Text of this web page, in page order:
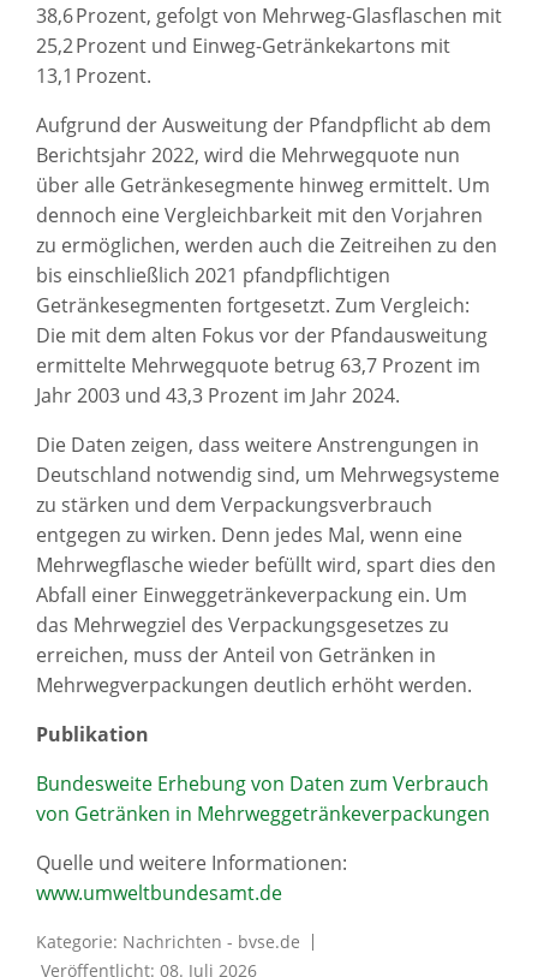
38,6 Prozent, gefolgt von Mehrweg-Glasflaschen mit
25,2 Prozent und Einweg-Getränkekartons mit
13,1 Prozent.
Aufgrund der Ausweitung der Pfandpflicht ab dem
Berichtsjahr 2022, wird die Mehrwegquote nun
über alle Getränkesegmente hinweg ermittelt. Um
dennoch eine Vergleichbarkeit mit den Vorjahren
zu ermöglichen, werden auch die Zeitreihen zu den
bis einschließlich 2021 pfandpflichtigen
Getränkesegmenten fortgesetzt. Zum Vergleich:
Die mit dem alten Fokus vor der Pfandausweitung
ermittelte Mehrwegquote betrug 63,7 Prozent im
Jahr 2003 und 43,3 Prozent im Jahr 2024.
Die Daten zeigen, dass weitere Anstrengungen in
Deutschland notwendig sind, um Mehrwegsysteme
zu stärken und dem Verpackungsverbrauch
entgegen zu wirken. Denn jedes Mal, wenn eine
Mehrwegflasche wieder befüllt wird, spart dies den
Abfall einer Einweggetränkeverpackung ein. Um
das Mehrwegziel des Verpackungsgesetzes zu
erreichen, muss der Anteil von Getränken in
Mehrwegverpackungen deutlich erhöht werden.
Publikation
Bundesweite Erhebung von Daten zum Verbrauch
von Getränken in Mehrweggetränkeverpackungen
Quelle und weitere Informationen:
www.umweltbundesamt.de
Kategorie: Nachrichten - bvse.de
Veröffentlicht: 08. Juli 2026